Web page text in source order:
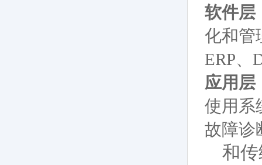
软件层
化和管
ERP、
应用层
使用系
故障诊
和